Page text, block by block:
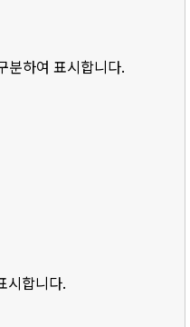
분하여 표시합니다.
시합니다.